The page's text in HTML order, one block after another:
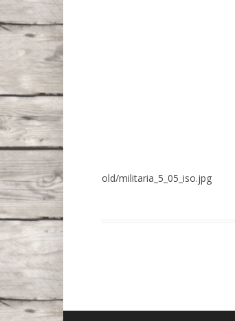
old/militaria_5_05_iso.jpg